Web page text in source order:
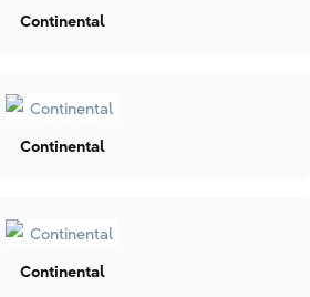
Continental
Continental
Continental